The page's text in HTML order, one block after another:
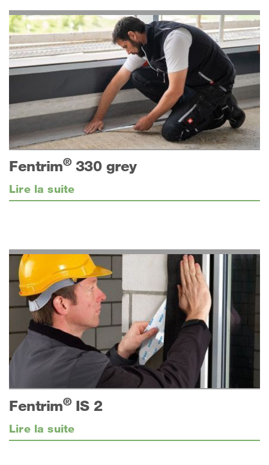
Fentrim® 330 grey
Lire la suite
Fentrim®IS 2
Lire la suite